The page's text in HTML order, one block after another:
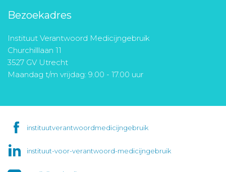
Bezoekadres
Instituut Verantwoord Medicijngebruik
Churchilllaan 11
3527 GV Utrecht
Maandag t/m vrijdag: 9.00 - 17.00 uur
instituutverantwoordmedicijngebruik
instituut-voor-verantwoord-medicijngebruik